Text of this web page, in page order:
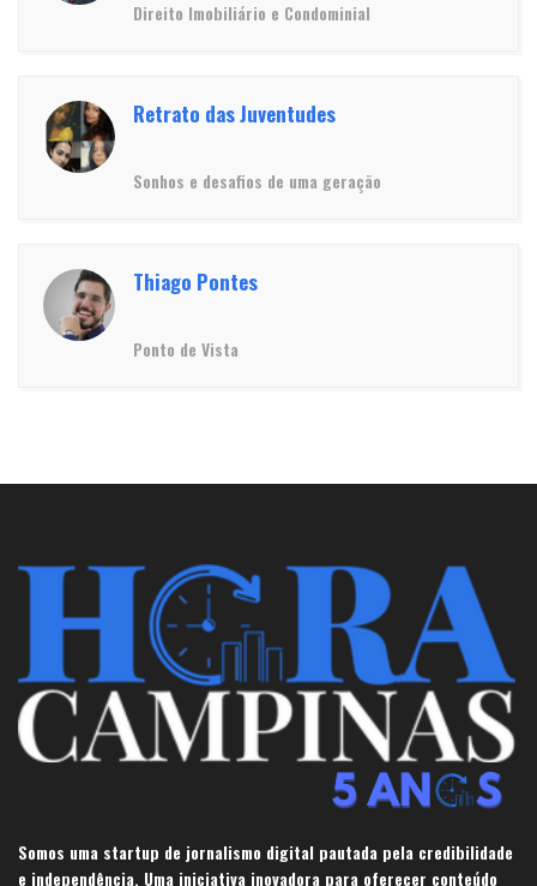
Direito Imobiliário e Condominial
Retrato das Juventudes
Sonhos e desafios de uma geração
Thiago Pontes
Ponto de Vista
Somos uma startup de jornalismo digital pautada pela credibilidade
e independência. Uma iniciativa inovadora para oferecer conteúdo